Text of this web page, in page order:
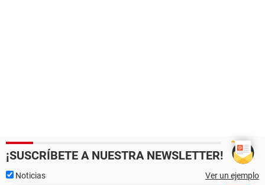
¡SUSCRÍBETE A NUESTRA NEWSLETTER!
Noticias Ver un ejemplo